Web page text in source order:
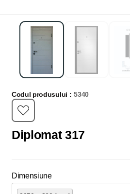
Codul produsului : 5340
Diplomat 317
Dimensiune